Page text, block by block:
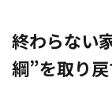
終わらない
綱”を取り